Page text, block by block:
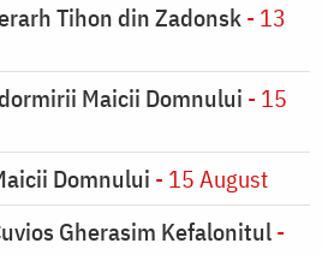
Tihon din Zadonsk- 13
Maicii Domnului - 15
Domnului - 15 August
Gherasim Kefalonitul-